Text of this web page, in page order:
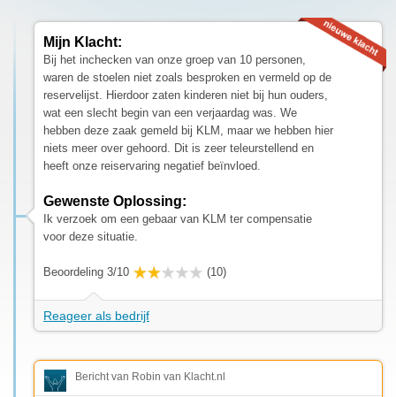
Mijn Klacht:
Bij het inchecken van onze groep van 10 personen,
waren de stoelen niet zoals besproken en vermeld op de
reservelijst. Hierdoor zaten kinderen niet bij hun ouders,
wat een slecht begin van een verjaardag was. We
hebben deze zaak gemeld bij KLM, maar we hebben hier
niets meer over gehoord. Dit is zeer teleurstellend en
heeft onze reiservaring negatief beïnvloed.
Gewenste Oplossing:
Ik verzoek om een gebaar van KLM ter compensatie
voor deze situatie.
Beoordeling 3/10 (10)
Reageer als bedrijf
Bericht van Robin van Klacht.nl